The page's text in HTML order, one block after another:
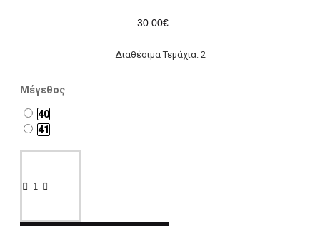
30.00€
Διαθέσιμα Τεμάχια: 2
Μέγεθος
40
41